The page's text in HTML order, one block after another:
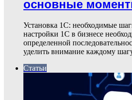
основные
Установка 1С: необходимые
настройки 1С в бизнесе
определенной
уделить внимание каждому
Статьи